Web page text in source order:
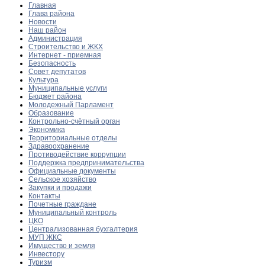
Главная
Глава района
Новости
Наш район
Администрация
Строительство и ЖКХ
Интернет - приемная
Безопасность
Совет депутатов
Культура
Муниципальные услуги
Бюджет района
Молодежный Парламент
Образование
Контрольно-счётный орган
Экономика
Территориальные отделы
Здравоохранение
Противодействие коррупции
Поддержка предпринимательства
Официальные документы
Сельское хозяйство
Закупки и продажи
Контакты
Почетные граждане
Муниципальный контроль
ЦКО
Централизованная бухгалтерия
МУП ЖКС
Имущество и земля
Инвестору
Туризм